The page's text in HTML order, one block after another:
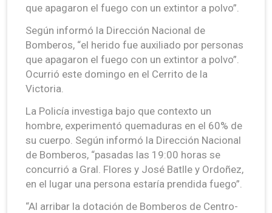
que apagaron el fuego con un extintor a polvo”.
Según informó la Dirección Nacional de
Bomberos, “el herido fue auxiliado por personas
que apagaron el fuego con un extintor a polvo”.
Ocurrió este domingo en el Cerrito de la
Victoria.
La Policía investiga bajo que contexto un
hombre, experimentó quemaduras en el 60% de
su cuerpo. Según informó la Dirección Nacional
de Bomberos, “pasadas las 19:00 horas se
concurrió a Gral. Flores y José Batlle y Ordoñez,
en el lugar una persona estaría prendida fuego”.
“Al arribar la dotación de Bomberos de Centro-